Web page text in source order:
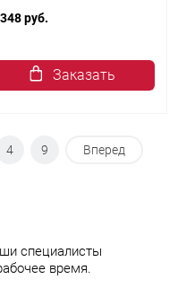
руб.
Заказать
4 9 Вперед
специалисты
время.